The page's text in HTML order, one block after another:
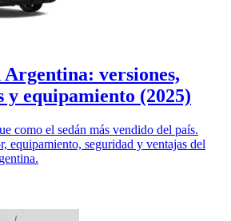
versiones,
y equipamiento (2025)
como el sedán más vendido del país.
equipamiento, seguridad y ventajas del